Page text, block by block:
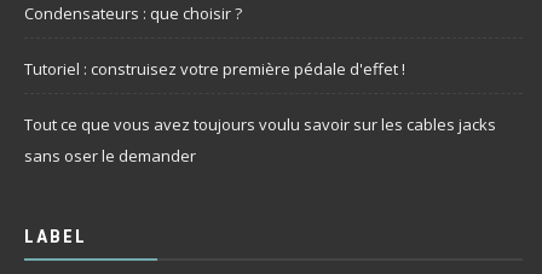
Condensateurs : que choisir ?
Tutoriel : construisez votre première pédale d'effet !
Tout ce que vous avez toujours voulu savoir sur les cables jacks
sans oser le demander
LABEL